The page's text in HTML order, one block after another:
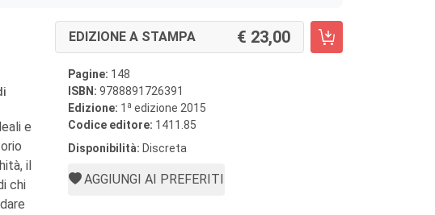
e
il
chi
EDIZIONE A STAMPA 23,00
Pagine: 148
ISBN: 9788891726391
Edizione: 1 a edizione 2015
Codice editore: 1411.85
Disponibilità: Discreta
AGGIUNGI AI PREFERITI